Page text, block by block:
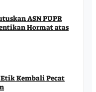
ASN PUPR
Hormat atas
Kembali Pecat